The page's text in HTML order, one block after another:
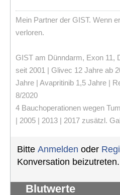
Mein Partner der GIST. Wenn
verloren.
GIST am Dünndarm, Exon 11,
seit 2001 | Glivec 12 Jahre ab
Jahre | Avapritinib 1,5 Jahre |
8/2020
4 Bauchoperationen wegen
| 2005 | 2013 | 2017 zusätzl.
Bitte Anmelden oder
Konversation beizutreten.
Blutwerte